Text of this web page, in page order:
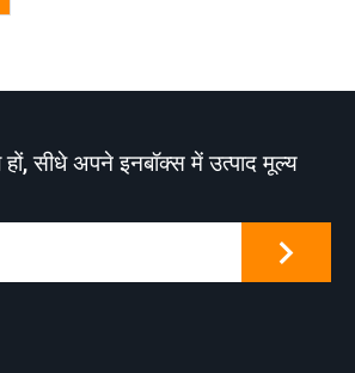
सीधे अपने इनबॉक्स में उत्पाद मूल्य